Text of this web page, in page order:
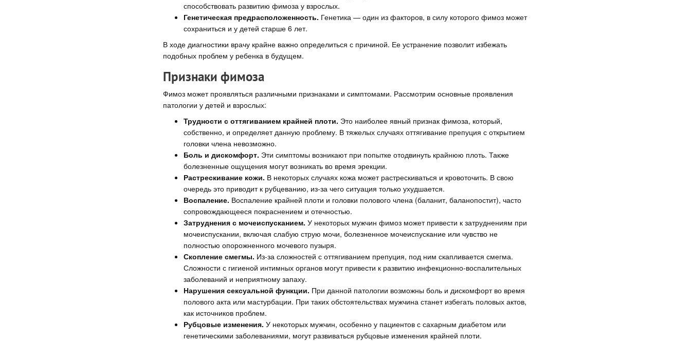
способствовать развитию фимоза у взрослых.
Генетическая предрасположенность. Генетика — один из факторов, в силу которого фимоз может
сохраниться и у детей старше 6 лет.
В ходе диагностики врачу крайне важно определиться с причиной. Ее устранение позволит избежать
подобных проблем у ребенка в будущем.
Признаки фимоза
Фимоз может проявляться различными признаками и симптомами. Рассмотрим основные проявления
патологии у детей и взрослых:
Трудности с оттягиванием крайней плоти. Это наиболее явный признак фимоза, который,
собственно, и определяет данную проблему. В тяжелых случаях оттягивание препуция с открытием
головки члена невозможно.
Боль и дискомфорт. Эти симптомы возникают при попытке отодвинуть крайнюю плоть. Также
болезненные ощущения могут возникать во время эрекции.
Растрескивание кожи. В некоторых случаях кожа может растрескиваться и кровоточить. В свою
очередь это приводит к рубцеванию, из-за чего ситуация только ухудшается.
Воспаление. Воспаление крайней плоти и головки полового члена (баланит, баланопостит), часто
сопровождающееся покраснением и отечностью.
Затруднения с мочеиспусканием. У некоторых мужчин фимоз может привести к затруднениям при
мочеиспускании, включая слабую струю мочи, болезненное мочеиспускание или чувство не
полностью опорожненного мочевого пузыря.
Скопление смегмы. Из-за сложностей с оттягиванием препуция, под ним скапливается смегма.
Сложности с гигиеной интимных органов могут привести к развитию инфекционно-воспалительных
заболеваний и неприятному запаху.
Нарушения сексуальной функции. При данной патологии возможны боль и дискомфорт во время
полового акта или мастурбации. При таких обстоятельствах мужчина станет избегать половых актов,
как источников проблем.
Рубцовые изменения. У некоторых мужчин, особенно у пациентов с сахарным диабетом или
генетическими заболеваниями, могут развиваться рубцовые изменения крайней плоти.